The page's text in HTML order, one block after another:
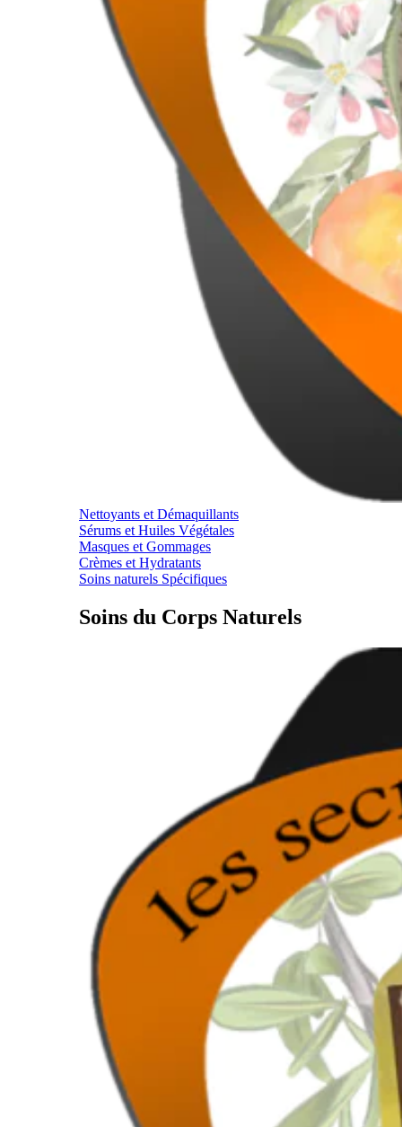
Nettoyants et Démaquillants
Sérums et Huiles Végétales
Masques et Gommages
Crèmes et Hydratants
Soins naturels Spécifiques
Soins du Corps Naturels